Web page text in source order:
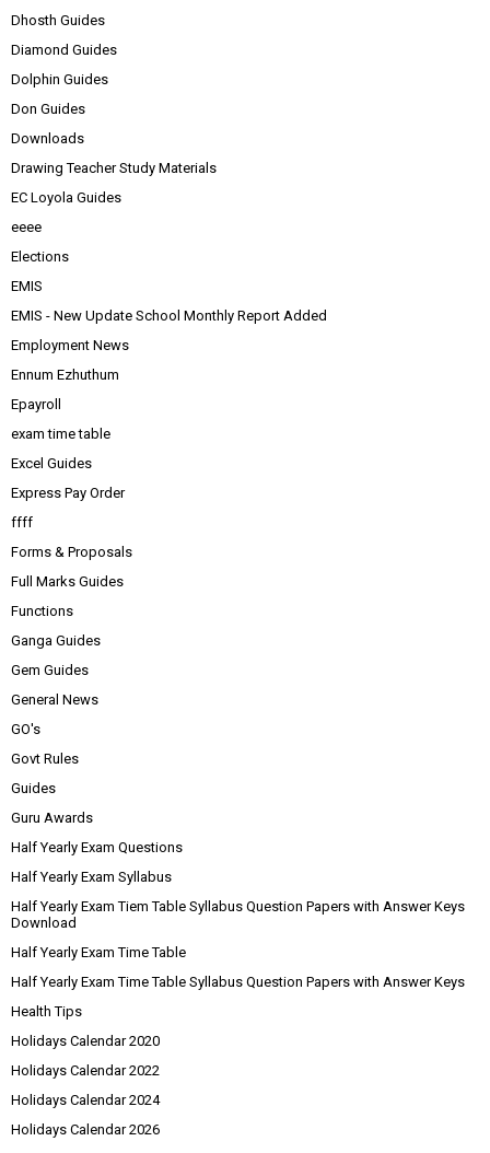
Dhosth Guides
Diamond Guides
Dolphin Guides
Don Guides
Downloads
Drawing Teacher Study Materials
EC Loyola Guides
eeee
Elections
EMIS
EMIS - New Update School Monthly Report Added
Employment News
Ennum Ezhuthum
Epayroll
exam time table
Excel Guides
Express Pay Order
ffff
Forms & Proposals
Full Marks Guides
Functions
Ganga Guides
Gem Guides
General News
GO's
Govt Rules
Guides
Guru Awards
Half Yearly Exam Questions
Half Yearly Exam Syllabus
Half Yearly Exam Tiem Table Syllabus Question Papers with Answer Keys
Download
Half Yearly Exam Time Table
Half Yearly Exam Time Table Syllabus Question Papers with Answer Keys
Health Tips
Holidays Calendar 2020
Holidays Calendar 2022
Holidays Calendar 2024
Holidays Calendar 2026